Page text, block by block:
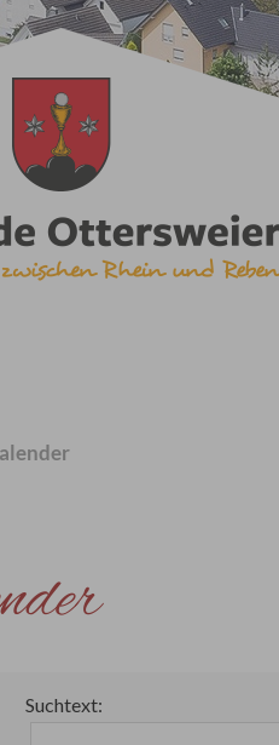
Suchtext: